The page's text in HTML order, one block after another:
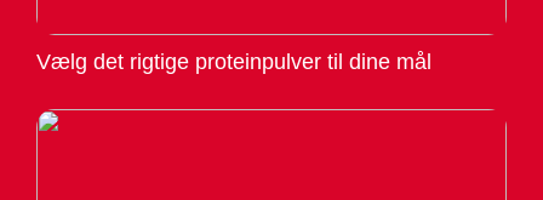
Vælg det rigtige proteinpulver til dine mål